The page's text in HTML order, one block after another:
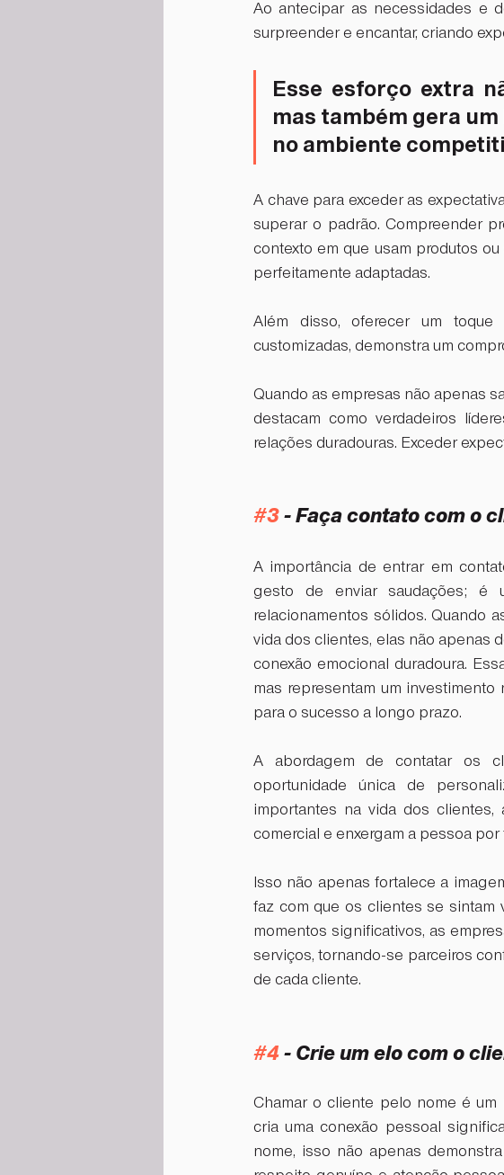
Ao antecipar as necessidades e
surpreender e encantar, criando
Esse esforço extra
mas também gera
no ambiente
A chave para exceder as
superar o padrão. Compreender
contexto em que usam produtos
perfeitamente adaptadas.
Além disso, oferecer um toque
customizadas, demonstra um
Quando as empresas não apenas
destacam como verdadeiros
relações duradouras. Exceder
#3 - Faça contato com o
A importância de entrar em
gesto de enviar saudações; é
relacionamentos sólidos. Quando
vida dos clientes, elas não apenas
conexão emocional duradoura.
mas representam um
para o sucesso a longo prazo.
A abordagem de contatar os
oportunidade única de
importantes na vida dos clientes,
comercial e enxergam a pessoa
Isso não apenas fortalece a
faz com que os clientes se sintam
momentos significativos, as
serviços, tornando-se parceiros
de cada cliente.
#4 - Crie um elo com o
Chamar o cliente pelo nome é
cria uma conexão pessoal
nome, isso não apenas